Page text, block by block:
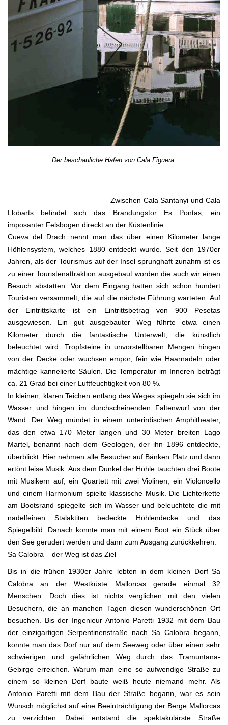
Der beschauliche Hafen von Cala Figuera.
Zwischen Cala Santanyi und Cala
Llobarts befindet sich das Brandungstor Es Pontas, ein
imposanter Felsbogen direckt an der Küstenlinie.
Cueva del Drach nennt man das über einen Kilometer lange
Höhlensystem, welches 1880 entdeckt wurde. Seit den 1970er
Jahren, als der Tourismus auf der Insel sprunghaft zunahm ist es
zu einer Touristenattraktion ausgebaut worden die auch wir einen
Besuch abstatten. Vor dem Eingang hatten sich schon hundert
Touristen versammelt, die auf die nächste Führung warteten. Auf
der Eintrittskarte ist ein Eintrittsbetrag von 900 Pesetas
ausgewiesen. Ein gut ausgebauter Weg führte etwa einen
Kilometer durch die fantastische Unterwelt, die künstlich
beleuchtet wird. Tropfsteine in unvorstellbaren Mengen hingen
von der Decke oder wuchsen empor, fein wie Haarnadeln oder
mächtige kannelierte Säulen. Die Temperatur im Inneren beträgt
ca. 21 Grad bei einer Luftfeuchtigkeit von 80 %.
In kleinen, klaren Teichen entlang des Weges spiegeln sie sich im
Wasser und hingen im durchscheinenden Faltenwurf von der
Wand. Der Weg mündet in einem unterirdischen Amphitheater,
das den etwa 170 Meter langen und 30 Meter breiten Lago
Martel, benannt nach dem Geologen, der ihn 1896 entdeckte,
überblickt. Hier nehmen alle Besucher auf Bänken Platz und dann
ertönt leise Musik. Aus dem Dunkel der Höhle tauchten drei Boote
mit Musikern auf, ein Quartett mit zwei Violinen, ein Violoncello
und einem Harmonium spielte klassische Musik. Die Lichterkette
am Bootsrand spiegelte sich im Wasser und beleuchtete die mit
nadelfeinen Stalaktiten bedeckte Höhlendecke und das
Spiegelbild. Danach konnte man mit einem Boot ein Stück über
den See gerudert werden und dann zum Ausgang zurückkehren.
Sa Calobra – der Weg ist das Ziel
Bis in die frühen 1930er Jahre lebten in dem kleinen Dorf Sa
Calobra an der Westküste Mallorcas gerade einmal 32
Menschen. Doch dies ist nichts verglichen mit den vielen
Besuchern, die an manchen Tagen diesen wunderschönen Ort
besuchen. Bis der Ingenieur Antonio Paretti 1932 mit dem Bau
der einzigartigen Serpentinenstraße nach Sa Calobra begann,
konnte man das Dorf nur auf dem Seeweg oder über einen sehr
schwierigen und gefährlichen Weg durch das Tramuntana-
Gebirge erreichen. Warum man eine so aufwendige Straße zu
einem so kleinen Dorf baute weiß heute niemand mehr. Als
Antonio Paretti mit dem Bau der Straße begann, war es sein
Wunsch möglichst auf eine Beeinträchtigung der Berge Mallorcas
zu verzichten. Dabei entstand die spektakulärste Straße